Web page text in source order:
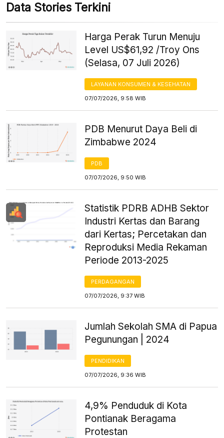
Data Stories Terkini
Harga Perak Turun Menuju
Level US$61,92 /Troy Ons
(Selasa, 07 Juli 2026)
LAYANAN KONSUMEN & KESEHATAN
07/07/2026, 9:58 WIB
PDB Menurut Daya Beli di
Zimbabwe 2024
PDB
07/07/2026, 9:50 WIB
Statistik PDRB ADHB Sektor
Industri Kertas dan Barang
dari Kertas; Percetakan dan
Reproduksi Media Rekaman
Periode 2013-2025
PERDAGANGAN
07/07/2026, 9:37 WIB
Jumlah Sekolah SMA di Papua
Pegunungan | 2024
PENDIDIKAN
07/07/2026, 9:36 WIB
4,9% Penduduk di Kota
Pontianak Beragama
Protestan